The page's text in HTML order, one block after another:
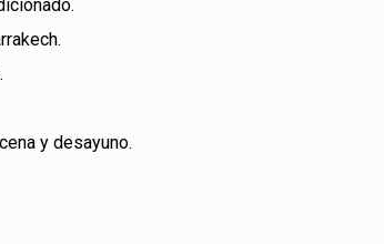
y desayuno.